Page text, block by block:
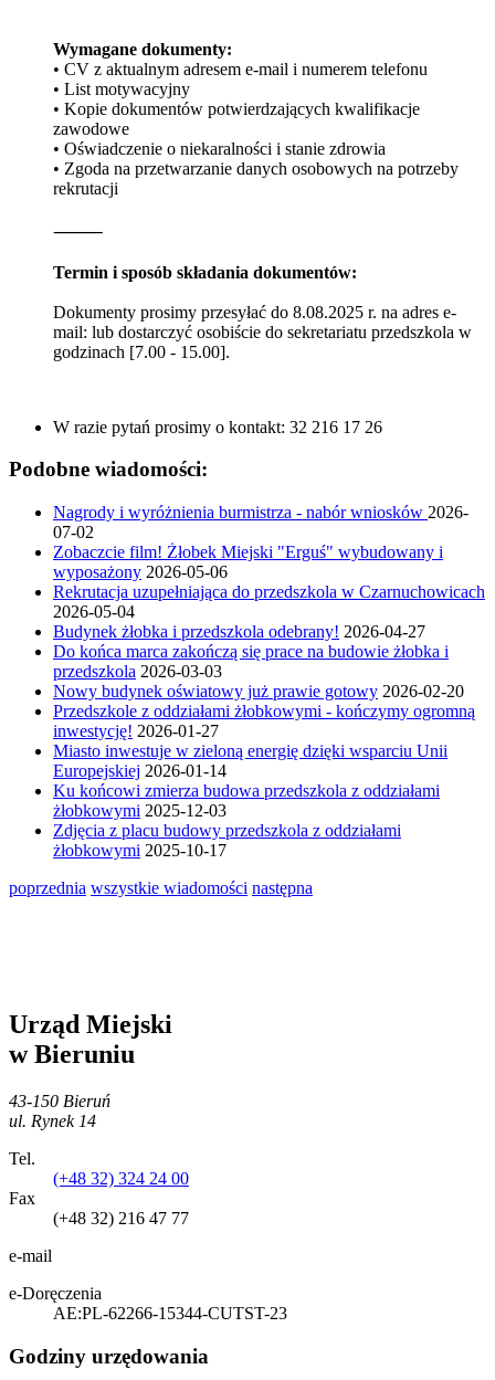
Wymagane dokumenty:
• CV z aktualnym adresem e-mail i numerem telefonu
• List motywacyjny
• Kopie dokumentów potwierdzających kwalifikacje
zawodowe
• Oświadczenie o niekaralności i stanie zdrowia
• Zgoda na przetwarzanie danych osobowych na potrzeby
rekrutacji
⸻
Termin i sposób składania dokumentów:
Dokumenty prosimy przesyłać do 8.08.2025 r. na adres e-
mail: lub dostarczyć osobiście do sekretariatu przedszkola w
godzinach [7.00 - 15.00].
W razie pytań prosimy o kontakt: 32 216 17 26
Podobne wiadomości:
Nagrody i wyróżnienia burmistrza - nabór wniosków 2026-
07-02
Zobaczcie film! Żłobek Miejski "Erguś" wybudowany i
wyposażony 2026-05-06
Rekrutacja uzupełniająca do przedszkola w Czarnuchowicach
2026-05-04
Budynek żłobka i przedszkola odebrany! 2026-04-27
Do końca marca zakończą się prace na budowie żłobka i
przedszkola 2026-03-03
Nowy budynek oświatowy już prawie gotowy 2026-02-20
Przedszkole z oddziałami żłobkowymi - kończymy ogromną
inwestycję! 2026-01-27
Miasto inwestuje w zieloną energię dzięki wsparciu Unii
Europejskiej 2026-01-14
Ku końcowi zmierza budowa przedszkola z oddziałami
żłobkowymi 2025-12-03
Zdjęcia z placu budowy przedszkola z oddziałami
żłobkowymi 2025-10-17
poprzednia wszystkie wiadomości następna
Urząd Miejski
w Bieruniu
43-150 Bieruń
ul. Rynek 14
Tel.
(+48 32) 324 24 00
Fax
(+48 32) 216 47 77
e-mail
e-Doręczenia
AE:PL-62266-15344-CUTST-23
Godziny urzędowania